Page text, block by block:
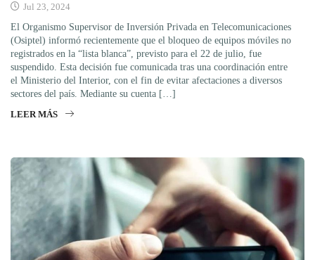
Jul 23, 2024
El Organismo Supervisor de Inversión Privada en Telecomunicaciones
(Osiptel) informó recientemente que el bloqueo de equipos móviles no
registrados en la “lista blanca”, previsto para el 22 de julio, fue
suspendido. Esta decisión fue comunicada tras una coordinación entre
el Ministerio del Interior, con el fin de evitar afectaciones a diversos
sectores del país. Mediante su cuenta […]
LEER MÁS